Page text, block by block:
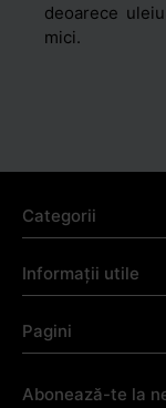
deoarece
mici.
Categorii
Informații utile
Pagini
Abonează-te la